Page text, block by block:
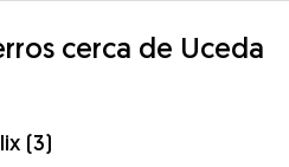
cerca de Uceda
(3)